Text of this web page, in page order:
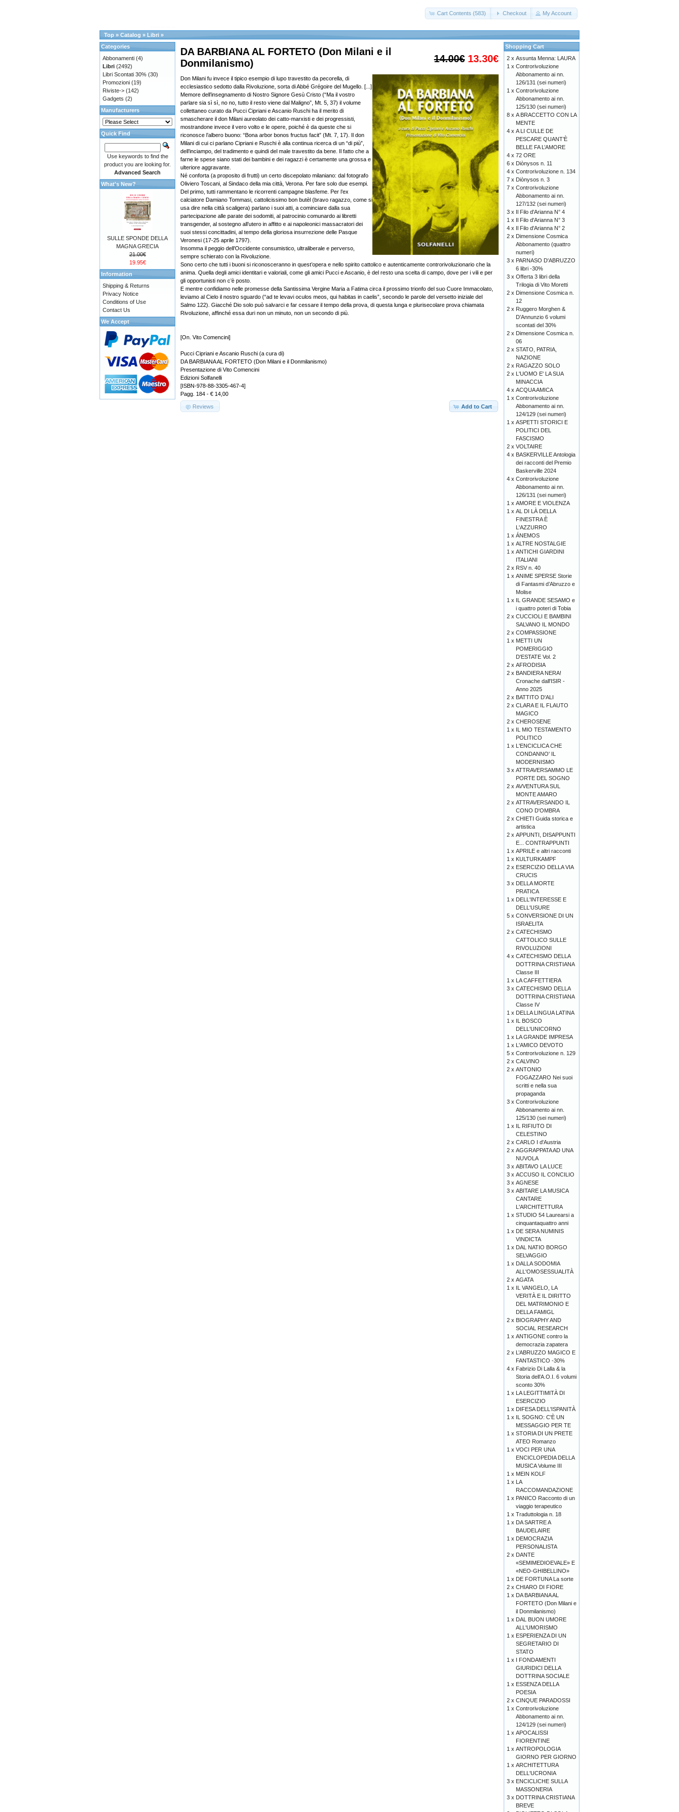
Cart Contents (583) Checkout My Account
Top » Catalog » Libri »
14.00€ 13.30€
DA BARBIANA AL FORTETO (Don Milani e il
Donmilanismo)
Don Milani fu invece il tipico esempio di lupo travestito da pecorella, di
ecclesiastico sedotto dalla Rivoluzione, sorta di Abbé Grégoire del Mugello. [...]
Memore dell’insegnamento di Nostro Signore Gesù Cristo (“Ma il vostro
parlare sia sì sì, no no, tutto il resto viene dal Maligno”, Mt. 5, 37) il volume
collettaneo curato da Pucci Cipriani e Ascanio Ruschi ha il merito di
smascherare il don Milani aureolato dei catto-marxisti e dei progressisti,
mostrandone invece il vero volto e le opere, poiché è da queste che si
riconosce l’albero buono: “Bona arbor bonos fructus facit” (Mt. 7, 17). Il don
Milani di cui ci parlano Cipriani e Ruschi è alla continua ricerca di un “di più”,
dell’inciampo, del tradimento e quindi del male travestito da bene. Il fatto che a
farne le spese siano stati dei bambini e dei ragazzi è certamente una grossa e
ulteriore aggravante.
Né conforta (a proposito di frutti) un certo discepolato milaniano: dal fotografo
Oliviero Toscani, al Sindaco della mia città, Verona. Per fare solo due esempi.
Del primo, tutti rammentano le ricorrenti campagne blasfeme. Per l’ex
calciatore Damiano Tommasi, cattolicissimo bon butèl (bravo ragazzo, come si
usa dire nella città scaligera) parlano i suoi atti, a cominciare dalla sua
partecipazione alle parate dei sodomiti, al patrocinio comunardo ai libretti
transgender, al sostegno all’utero in affitto e ai napoleonici massacratori dei
suoi stessi concittadini, al tempo della gloriosa insurrezione delle Pasque
Veronesi (17-25 aprile 1797).
Insomma il peggio dell’Occidente consumistico, ultraliberale e perverso,
sempre schierato con la Rivoluzione.
Sono certo che tutti i buoni si riconosceranno in quest’opera e nello spirito cattolico e autenticamente controrivoluzionario che la
anima. Quella degli amici identitari e valoriali, come gli amici Pucci e Ascanio, è del resto una scelta di campo, dove per i vili e per
gli opportunisti non c’è posto.
E mentre confidiamo nelle promesse della Santissima Vergine Maria a Fatima circa il prossimo trionfo del suo Cuore Immacolato,
leviamo al Cielo il nostro sguardo (“ad te levavi oculos meos, qui habitas in caelis”, secondo le parole del versetto iniziale del
Salmo 122). Giacché Dio solo può salvarci e far cessare il tempo della prova, di questa lunga e plurisecolare prova chiamata
Rivoluzione, affinché essa duri non un minuto, non un secondo di più.
[On. Vito Comencini]
Pucci Cipriani e Ascanio Ruschi (a cura di)
DA BARBIANA AL FORTETO (Don Milani e il Donmilanismo)
Presentazione di Vito Comencini
Edizioni Solfanelli
[ISBN-978-88-3305-467-4]
Pagg. 184 - € 14,00
Add to Cart
Reviews
Categories
Abbonamenti (4)
Libri (2492)
Libri Scontati 30% (30)
Promozioni (19)
Riviste-> (142)
Gadgets (2)
Manufacturers
Quick Find
Use keywords to find the
product you are looking for.
Advanced Search
What's New?
SULLE SPONDE DELLA
MAGNA GRECIA
21.00€
19.95€
Information
Shipping & Returns
Privacy Notice
Conditions of Use
Contact Us
We Accept
Shopping Cart
2 x Assunta Menna: LAURA
1 x Controrivoluzione
Abbonamento ai nn.
126/131 (sei numeri)
1 x Controrivoluzione
Abbonamento ai nn.
125/130 (sei numeri)
8 x A BRACCETTO CON LA
MENTE
4 x A LI CULLE DE
PESCARE QUANT’È
BELLE FA L’AMORE
4 x 72 ORE
6 x Diònysos n. 11
4 x Controrivoluzione n. 134
7 x Diònysos n. 3
7 x Controrivoluzione
Abbonamento ai nn.
127/132 (sei numeri)
3 x Il Filo d'Arianna N° 4
1 x Il Filo d'Arianna N° 3
4 x Il Filo d'Arianna N° 2
2 x Dimensione Cosmica
Abbonamento (quattro
numeri)
3 x PARNASO D'ABRUZZO
6 libri -30%
3 x Offerta 3 libri della
Trilogia di Vito Moretti
2 x Dimensione Cosmica n.
12
2 x Ruggero Morghen &
D’Annunzio 6 volumi
scontati del 30%
2 x Dimensione Cosmica n.
06
2 x STATO, PATRIA,
NAZIONE
2 x RAGAZZO SOLO
2 x L'UOMO E' LA SUA
MINACCIA
4 x ACQUA AMICA
1 x Controrivoluzione
Abbonamento ai nn.
124/129 (sei numeri)
1 x ASPETTI STORICI E
POLITICI DEL
FASCISMO
2 x VOLTAIRE
4 x BASKERVILLE Antologia
dei racconti del Premio
Baskerville 2024
4 x Controrivoluzione
Abbonamento ai nn.
126/131 (sei numeri)
1 x AMORE E VIOLENZA
1 x AL DI LÀ DELLA
FINESTRA È
L'AZZURRO
1 x ÁNEMOS
1 x ALTRE NOSTALGIE
1 x ANTICHI GIARDINI
ITALIANI
2 x RSV n. 40
1 x ANIME SPERSE Storie
di Fantasmi d’Abruzzo e
Molise
1 x IL GRANDE SESAMO e
i quattro poteri di Tobia
2 x CUCCIOLI E BAMBINI
SALVANO IL MONDO
2 x COMPASSIONE
1 x METTI UN
POMERIGGIO
D'ESTATE Vol. 2
2 x AFRODISIA
2 x BANDIERA NERA!
Cronache dall'ISIR -
Anno 2025
2 x BATTITO D'ALI
2 x CLARA E IL FLAUTO
MAGICO
2 x CHEROSENE
1 x IL MIO TESTAMENTO
POLITICO
1 x L'ENCICLICA CHE
CONDANNO' IL
MODERNISMO
3 x ATTRAVERSAMMO LE
PORTE DEL SOGNO
2 x AVVENTURA SUL
MONTE AMARO
2 x ATTRAVERSANDO IL
CONO D'OMBRA
2 x CHIETI Guida storica e
artistica
2 x APPUNTI, DISAPPUNTI
E... CONTRAPPUNTI
1 x APRILE e altri racconti
1 x KULTURKAMPF
2 x ESERCIZIO DELLA VIA
CRUCIS
3 x DELLA MORTE
PRATICA
1 x DELL'INTERESSE E
DELL'USURE
5 x CONVERSIONE DI UN
ISRAELITA
2 x CATECHISMO
CATTOLICO SULLE
RIVOLUZIONI
4 x CATECHISMO DELLA
DOTTRINA CRISTIANA
Classe III
1 x LA CAFFETTIERA
3 x CATECHISMO DELLA
DOTTRINA CRISTIANA
Classe IV
1 x DELLA LINGUA LATINA
1 x IL BOSCO
DELL'UNICORNO
1 x LA GRANDE IMPRESA
1 x L'AMICO DEVOTO
5 x Controrivoluzione n. 129
2 x CALVINO
2 x ANTONIO
FOGAZZARO Nei suoi
scritti e nella sua
propaganda
3 x Controrivoluzione
Abbonamento ai nn.
125/130 (sei numeri)
1 x IL RIFIUTO DI
CELESTINO
2 x CARLO I d'Austria
2 x AGGRAPPATA AD UNA
NUVOLA
3 x ABITAVO LA LUCE
3 x ACCUSO IL CONCILIO
3 x AGNESE
3 x ABITARE LA MUSICA
CANTARE
L'ARCHITETTURA
1 x STUDIO 54 Laurearsi a
cinquantaquattro anni
1 x DE SERA NUMINIS
VINDICTA
1 x DAL NATIO BORGO
SELVAGGIO
1 x DALLA SODOMIA
ALL'OMOSESSUALITÀ
2 x AGATA
1 x IL VANGELO, LA
VERITÀ E IL DIRITTO
DEL MATRIMONIO E
DELLA FAMIGL
2 x BIOGRAPHY AND
SOCIAL RESEARCH
1 x ANTIGONE contro la
democrazia zapatera
2 x L’ABRUZZO MAGICO E
FANTASTICO -30%
4 x Fabrizio Di Lalla & la
Storia dell’A.O.I. 6 volumi
sconto 30%
1 x LA LEGITTIMITÀ DI
ESERCIZIO
1 x DIFESA DELL'ISPANITÀ
1 x IL SOGNO: C'È UN
MESSAGGIO PER TE
1 x STORIA DI UN PRETE
ATEO Romanzo
1 x VOCI PER UNA
ENCICLOPEDIA DELLA
MUSICA Volume III
1 x MEIN KOLF
1 x LA
RACCOMANDAZIONE
1 x PANICO Racconto di un
viaggio terapeutico
1 x Traduttologia n. 18
1 x DA SARTRE A
BAUDELAIRE
1 x DEMOCRAZIA
PERSONALISTA
2 x DANTE
«SEMIMEDIOEVALE» E
«NEO-GHIBELLINO»
1 x DE FORTUNA La sorte
2 x CHIARO DI FIORE
1 x DA BARBIANA AL
FORTETO (Don Milani e
il Donmilanismo)
1 x DAL BUON UMORE
ALL'UMORISMO
1 x ESPERIENZA DI UN
SEGRETARIO DI
STATO
1 x I FONDAMENTI
GIURIDICI DELLA
DOTTRINA SOCIALE
1 x ESSENZA DELLA
POESIA
2 x CINQUE PARADOSSI
1 x Controrivoluzione
Abbonamento ai nn.
124/129 (sei numeri)
1 x APOCALISSI
FIORENTINE
1 x ANTROPOLOGIA
GIORNO PER GIORNO
1 x ARCHITETTURA
DELL'UCRONIA
3 x ENCICLICHE SULLA
MASSONERIA
3 x DOTTRINA CRISTIANA
BREVE